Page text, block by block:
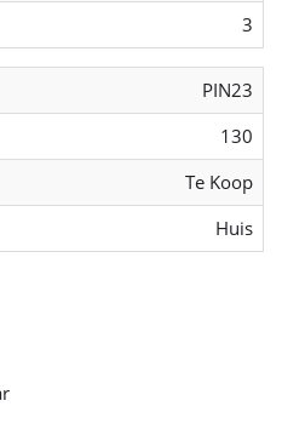
3
PIN23
130
Te Koop
Huis